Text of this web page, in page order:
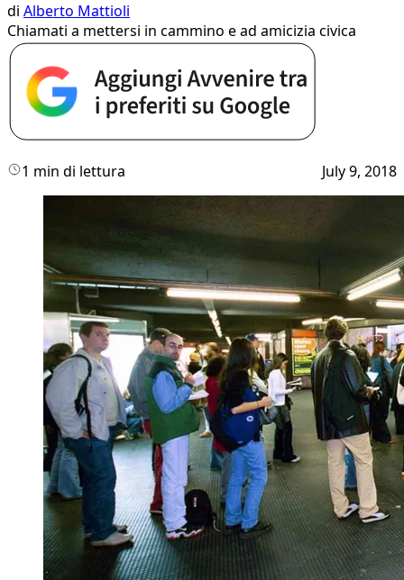
di Alberto Mattioli
Chiamati a mettersi in cammino e ad amicizia civica
1 min di lettura July 9, 2018